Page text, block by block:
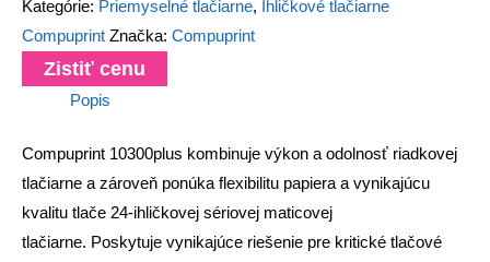
Kategórie: Priemyselné tlačiarne,
Ihličkové tlačiarne
Compuprint Značka: Compuprint
Zistiť cenu
Popis
Compuprint 10300plus kombinuje výkon a odolnosť riadkovej
tlačiarne a zároveň ponúka flexibilitu papiera a vynikajúcu
kvalitu tlače 24-ihličkovej sériovej maticovej
tlačiarne. Poskytuje vynikajúce riešenie pre kritické tlačové